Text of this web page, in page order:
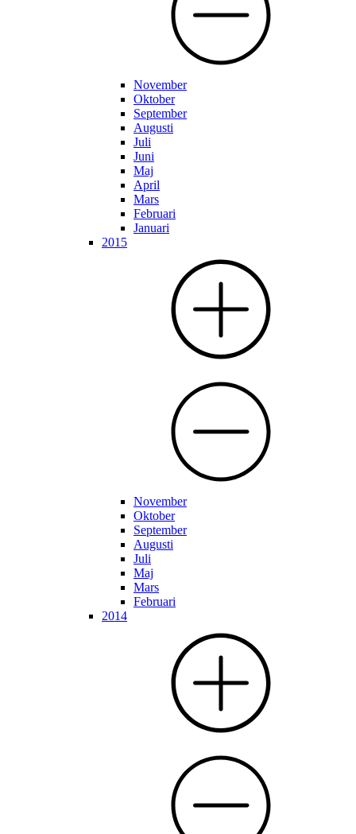
November
Oktober
September
Augusti
Juli
Juni
Maj
April
Mars
Februari
Januari
2015
November
Oktober
September
Augusti
Juli
Maj
Mars
Februari
2014